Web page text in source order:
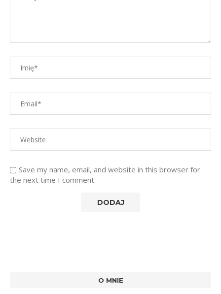
Save my name, email, and website in this browser for
the next time I comment.
O MNIE